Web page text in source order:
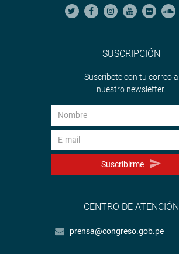
SUSCRIPCIÓN
Suscríbete con tu correo a
nuestro newsletter.
Suscribirme
CENTRO DE ATENCIÓN
prensa@congreso.gob.pe